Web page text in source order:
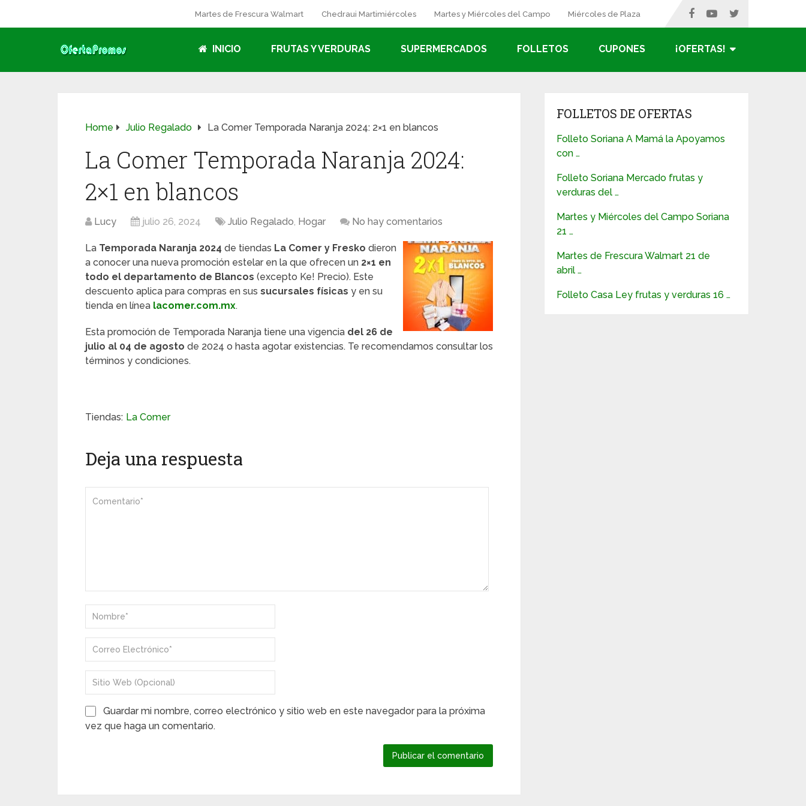
Martes de Frescura Walmart Chedraui Martimiércoles Martes y Miércoles del Campo Miércoles de Plaza
INICIO FRUTAS Y VERDURAS SUPERMERCADOS FOLLETOS CUPONES ¡OFERTAS!
Home Julio Regalado La Comer Temporada Naranja 2024: 2×1 en blancos
La Comer Temporada Naranja 2024:
2×1 en blancos
Lucy julio 26, 2024 Julio Regalado, Hogar No hay comentarios
La Temporada Naranja 2024 de tiendas La Comer y Fresko dieron
a conocer una nueva promoción estelar en la que ofrecen un 2×1 en
todo el departamento de Blancos (excepto Ke! Precio). Este
descuento aplica para compras en sus sucursales físicas y en su
tienda en línea lacomer.com.mx.
Esta promoción de Temporada Naranja tiene una vigencia del 26 de
julio al 04 de agosto de 2024 o hasta agotar existencias. Te recomendamos consultar los
términos y condiciones.
Tiendas: La Comer
Deja una respuesta
Guardar mi nombre, correo electrónico y sitio web en este navegador para la próxima
vez que haga un comentario.
FOLLETOS DE OFERTAS
Folleto Soriana A Mamá la Apoyamos
con …
Folleto Soriana Mercado frutas y
verduras del …
Martes y Miércoles del Campo Soriana
21 …
Martes de Frescura Walmart 21 de
abril …
Folleto Casa Ley frutas y verduras 16 …